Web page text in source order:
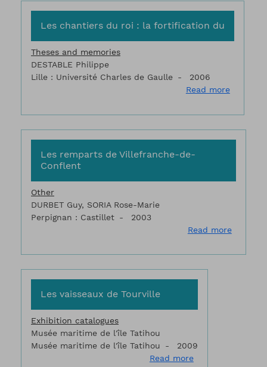
Les chantiers du roi : la fortification du
Theses and memories
DESTABLE Philippe
Lille : Université Charles de Gaulle
2006
Read moreabout
Les remparts de Villefranche-de-
Conflent
Other
DURBET Guy, SORIA Rose-Marie
Perpignan : Castillet
2003
Read moreabout
Les vaisseaux de Tourville
Exhibition catalogues
Musée maritime de l'île Tatihou
Musée maritime de l'île Tatihou
2009
Read moreabout Les